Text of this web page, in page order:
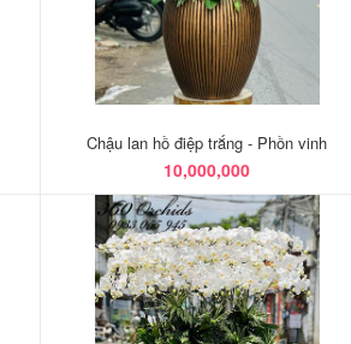
Chậu lan hồ điệp trắng - Phồn vinh
10,000,000